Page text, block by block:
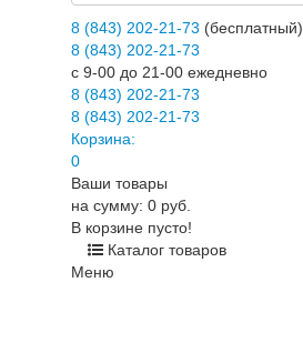
8 (843) 202-21-73 (бесплатный)
8 (843) 202-21-73
c 9-00 до 21-00 ежедневно
8 (843) 202-21-73
8 (843) 202-21-73
Корзина:
0
Ваши товары
на сумму: 0 руб.
В корзине пусто!
Каталог товаров
Меню